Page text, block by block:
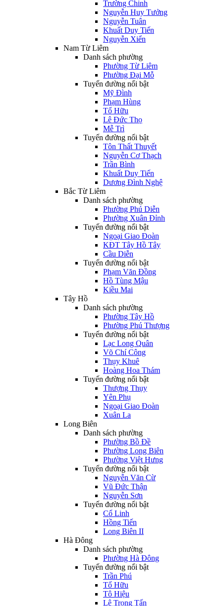
Trường Chinh
Nguyễn Huy Tưởng
Nguyễn Tuân
Khuất Duy Tiến
Nguyễn Xiển
Nam Từ Liêm
Danh sách phường
Phường Từ Liêm
Phường Đại Mỗ
Tuyến đường nổi bật
Mỹ Đình
Phạm Hùng
Tố Hữu
Lê Đức Thọ
Mễ Trì
Tuyến đường nổi bật
Tôn Thất Thuyết
Nguyễn Cơ Thạch
Trần Bình
Khuất Duy Tiến
Dương Đình Nghệ
Bắc Từ Liêm
Danh sách phường
Phường Phú Diễn
Phường Xuân Đỉnh
Tuyến đường nổi bật
Ngoại Giao Đoàn
KĐT Tây Hồ Tây
Cầu Diễn
Tuyến đường nổi bật
Phạm Văn Đồng
Hồ Tùng Mậu
Kiều Mai
Tây Hồ
Danh sách phường
Phường Tây Hồ
Phường Phú Thượng
Tuyến đường nổi bật
Lạc Long Quân
Võ Chí Công
Thụy Khuê
Hoàng Hoa Thám
Tuyến đường nổi bật
Thượng Thụy
Yên Phụ
Ngoại Giao Đoàn
Xuân La
Long Biên
Danh sách phường
Phường Bồ Đề
Phường Long Biên
Phường Việt Hưng
Tuyến đường nổi bật
Nguyễn Văn Cừ
Vũ Đức Thận
Nguyễn Sơn
Tuyến đường nổi bật
Cổ Linh
Hồng Tiến
Long Biên II
Hà Đông
Danh sách phường
Phường Hà Đông
Tuyến đường nổi bật
Trần Phú
Tố Hữu
Tô Hiệu
Lê Trọng Tấn